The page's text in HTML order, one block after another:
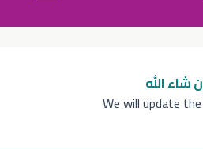
شاء الله
We will update